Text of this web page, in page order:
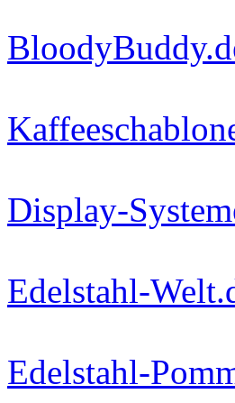
Display-
Edelstahl-
Edelstahl-